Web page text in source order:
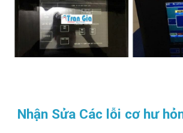
Nhận Sửa Các lỗi cơ hư